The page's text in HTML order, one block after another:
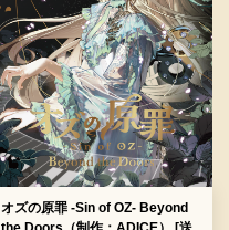
オズの原罪 -Sin of OZ- Beyond